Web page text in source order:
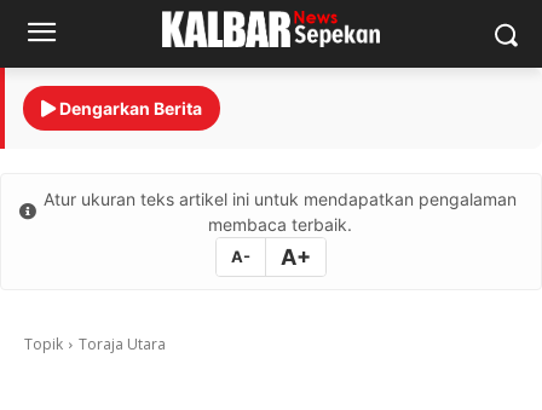
Dengarkan Berita
Atur ukuran teks artikel ini untuk mendapatkan pengalaman
membaca terbaik.
A- A+
Topik Toraja Utara